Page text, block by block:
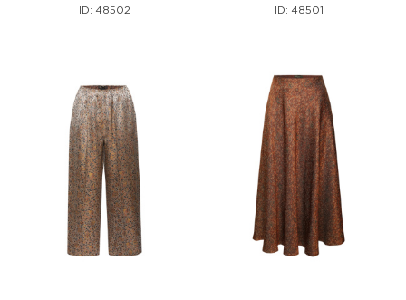
ID: 48502 ID: 48501